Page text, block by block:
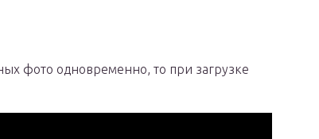
фото одновременно, то при загрузке